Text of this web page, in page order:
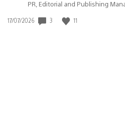
PR, Editorial and Publishing
Data
17/07/2026 3 11